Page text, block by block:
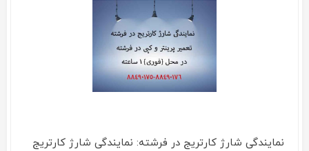
نمایندگی شارژ کارتریج در فرشته: نمایندگی شارژ کارتریج